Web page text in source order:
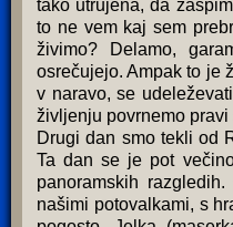
tako utrujena, da
to ne vem kaj sem
živimo? Delamo,
osrečujejo. Ampak to je
v naravo, se
življenju povrnemo pravi
Drugi dan smo tekli od
Ta dan se je pot
panoramskih
našimi potovalkami, s